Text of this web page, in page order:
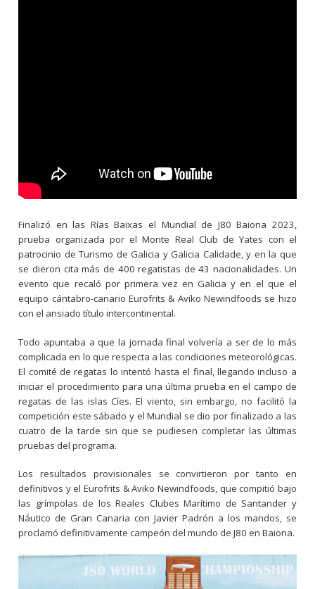
Finalizó en las Rías Baixas el Mundial de J80 Baiona 2023,
prueba organizada por el Monte Real Club de Yates con el
patrocinio de Turismo de Galicia y Galicia Calidade, y en la que
se dieron cita más de 400 regatistas de 43 nacionalidades. Un
evento que recaló por primera vez en Galicia y en el que el
equipo cántabro-canario Eurofrits & Aviko Newindfoods se hizo
con el ansiado título intercontinental.
Todo apuntaba a que la jornada final volvería a ser de lo más
complicada en lo que respecta a las condiciones meteorológicas.
El comité de regatas lo intentó hasta el final, llegando incluso a
iniciar el procedimiento para una última prueba en el campo de
regatas de las islas Cíes. El viento, sin embargo, no facilitó la
competición este sábado y el Mundial se dio por finalizado a las
cuatro de la tarde sin que se pudiesen completar las últimas
pruebas del programa.
Los resultados provisionales se convirtieron por tanto en
definitivos y el Eurofrits & Aviko Newindfoods, que compitió bajo
las grímpolas de los Reales Clubes Marítimo de Santander y
Náutico de Gran Canaria con Javier Padrón a los mandos, se
proclamó definitivamente campeón del mundo de J80 en Baiona.